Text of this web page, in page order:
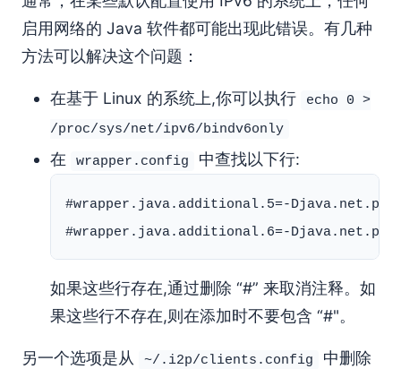
启用网络的 Java 软件都可能出现此错误。有几种
方法可以解决这个问题：
在基于 Linux 的系统上,你可以执行
echo 0 >
/proc/sys/net/ipv6/bindv6only
在 wrapper.config 中查找以下行:
#wrapper.java.additional.5=-
如果这些行存在,通过删除 “#” 来取消注释。如
果这些行不存在,则在添加时不要包含 “#"。
另一个选项是从 ~/.i2p/clients.config 中删除